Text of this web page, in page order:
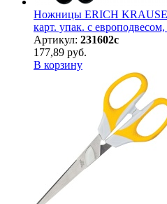
Ножницы ERICH KRAUSE
карт. упак. с европодвесом,
Артикул: 231602с
177,89 руб.
В корзину